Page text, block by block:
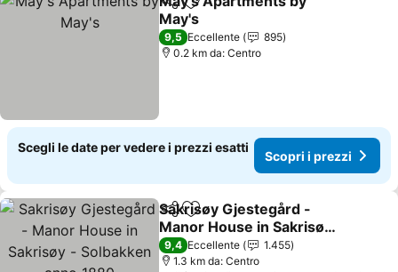
CondividiAggiungi ai preferiti
May's
9,5 Eccellente
895
0.2 km da: Centro
Scegli le date per vedere i prezzi esatti
Scopri i prezzi
CondividiAggiungi ai preferiti
Sakrisøy Gjestegård -
Manor House in Sakrisøy
- Solbakken anno 1880
9,4 Eccellente
1.455
1.3 km da: Centro